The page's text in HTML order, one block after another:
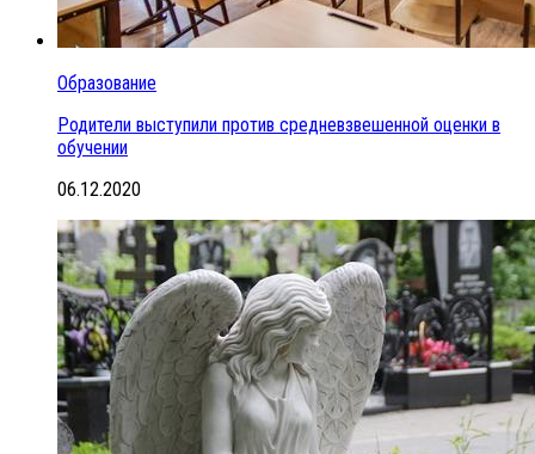
Образование
Родители выступили против средневзвешенной оценки в
обучении
06.12.2020